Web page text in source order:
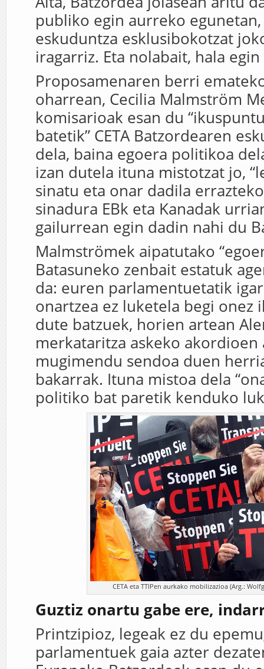
publiko egin aurreko egunetan,
eskuduntza esklusibokotzat
iragarriz. Eta nolabait, hala
Proposamenaren berri
oharrean, Cecilia Malmström
komisarioak esan du
batetik” CETA Batzordearen
dela, baina egoera politikoa
izan dutela ituna mistotzat jo,
sinatu eta onar dadila
sinadura EBk eta Kanadak
gailurrean egin dadin nahi du
Malmströmek aipatutako
Batasuneko zenbait estatuk
da: euren parlamentuetatik
onartzea ez luketela begi onez
dute batzuek, horien artean
merkataritza askeko akordioen
mugimendu sendoa duen
bakarrak. Ituna mistoa dela
politiko bat paretik kenduko
CETA eta TTIPen aurkako mobilizazioa (Arg.:
Guztiz onartu gabe ere,
Printzipioz, legeak ez du
parlamentuek gaia azter